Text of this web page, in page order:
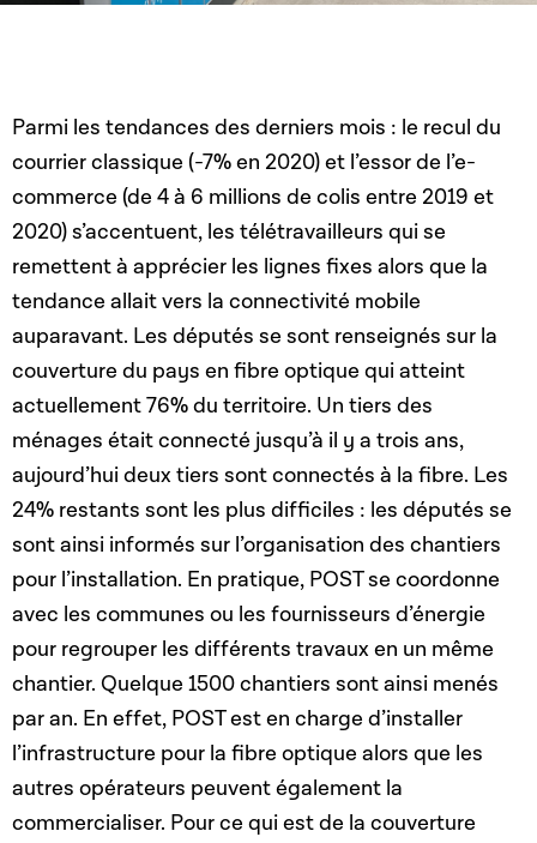
Parmi les tendances des derniers mois : le recul du
courrier classique (-7% en 2020) et l’essor de l’e-
commerce (de 4 à 6 millions de colis entre 2019 et
2020) s’accentuent, les télétravailleurs qui se
remettent à apprécier les lignes fixes alors que la
tendance allait vers la connectivité mobile
auparavant. Les députés se sont renseignés sur la
couverture du pays en fibre optique qui atteint
actuellement 76% du territoire. Un tiers des
ménages était connecté jusqu’à il y a trois ans,
aujourd’hui deux tiers sont connectés à la fibre. Les
24% restants sont les plus difficiles : les députés se
sont ainsi informés sur l’organisation des chantiers
pour l’installation. En pratique, POST se coordonne
avec les communes ou les fournisseurs d’énergie
pour regrouper les différents travaux en un même
chantier. Quelque 1500 chantiers sont ainsi menés
par an. En effet, POST est en charge d’installer
l’infrastructure pour la fibre optique alors que les
autres opérateurs peuvent également la
commercialiser. Pour ce qui est de la couverture